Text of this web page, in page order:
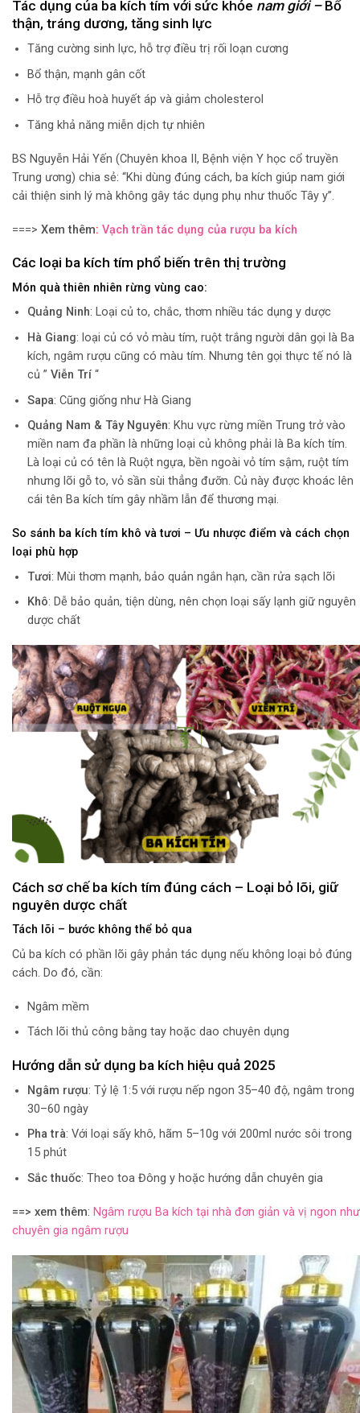
Tác dụng của ba kích tím với sức khỏe nam giới – Bổ
thận, tráng dương, tăng sinh lực
Tăng cường sinh lực, hỗ trợ điều trị rối loạn cương
Bổ thận, mạnh gân cốt
Hỗ trợ điều hoà huyết áp và giảm cholesterol
Tăng khả năng miễn dịch tự nhiên
BS Nguyễn Hải Yến (Chuyên khoa II, Bệnh viện Y học cổ truyền
Trung ương) chia sẻ: “Khi dùng đúng cách, ba kích giúp nam giới
cải thiện sinh lý mà không gây tác dụng phụ như thuốc Tây y”.
===> Xem thêm: Vạch trần tác dụng của rượu ba kích
Các loại ba kích tím phổ biến trên thị trường
Món quà thiên nhiên rừng vùng cao:
Quảng Ninh: Loại củ to, chắc, thơm nhiều tác dụng y dược
Hà Giang: loại củ có vỏ màu tím, ruột trắng người dân gọi là Ba
kích, ngâm rượu cũng có màu tím. Nhưng tên gọi thực tế nó là
củ ” Viễn Trí“
Sapa: Cũng giống như Hà Giang
Quảng Nam & Tây Nguyên: Khu vực rừng miền Trung trở vào
miền nam đa phần là những loại củ không phải là Ba kích tím.
Là loại củ có tên là Ruột ngựa, bền ngoài vỏ tím sậm, ruột tím
nhưng lõi gỗ to, vỏ sần sùi thẳng đưỡn. Củ này được khoác lên
cái tên Ba kích tím gây nhầm lẫn để thương mại.
So sánh ba kích tím khô và tươi – Ưu nhược điểm và cách chọn
loại phù hợp
Tươi: Mùi thơm mạnh, bảo quản ngắn hạn, cần rửa sạch lõi
Khô: Dễ bảo quản, tiện dùng, nên chọn loại sấy lạnh giữ nguyên
dược chất
Cách sơ chế ba kích tím đúng cách – Loại bỏ lõi, giữ
nguyên dược chất
Tách lõi – bước không thể bỏ qua
Củ ba kích có phần lõi gây phản tác dụng nếu không loại bỏ đúng
cách. Do đó, cần:
Ngâm mềm
Tách lõi thủ công bằng tay hoặc dao chuyên dụng
Hướng dẫn sử dụng ba kích hiệu quả 2025
Ngâm rượu: Tỷ lệ 1:5 với rượu nếp ngon 35–40 độ, ngâm trong
30–60 ngày
Pha trà: Với loại sấy khô, hãm 5–10g với 200ml nước sôi trong
15 phút
Sắc thuốc: Theo toa Đông y hoặc hướng dẫn chuyên gia
==> xem thêm: Ngâm rượu Ba kích tại nhà đơn giản và vị ngon như
chuyên gia ngâm rượu